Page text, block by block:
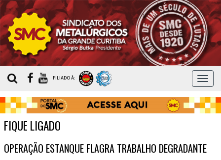
MENU
FILIADO À:
FIQUE LIGADO
OPERAÇÃO ESTANQUE FLAGRA TRABALHO DEGRADANTE